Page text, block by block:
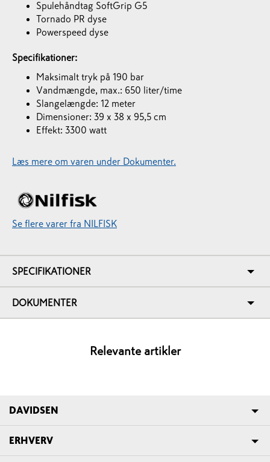
Spulehåndtag SoftGrip G5
Tornado PR dyse
Powerspeed dyse
Specifikationer:
Maksimalt tryk på 190 bar
Vandmængde, max.: 650 liter/time
Slangelængde: 12 meter
Dimensioner: 39 x 38 x 95,5 cm
Effekt: 3300 watt
Læs mere om varen under Dokumenter.
Se flere varer fra NILFISK
SPECIFIKATIONER
DOKUMENTER
Relevante artikler
DAVIDSEN
ERHVERV